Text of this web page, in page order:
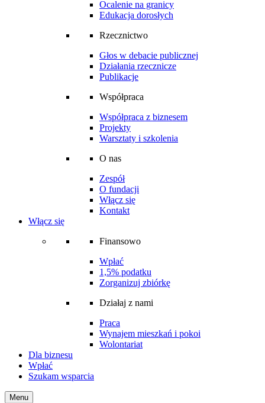
Ocalenie na granicy
Edukacja dorosłych
Rzecznictwo
Głos w debacie publicznej
Działania rzecznicze
Publikacje
Współpraca
Współpraca z biznesem
Projekty
Warsztaty i szkolenia
O nas
Zespół
O fundacji
Włącz się
Kontakt
Włącz się
Finansowo
Wpłać
1,5% podatku
Zorganizuj zbiórkę
Działaj z nami
Praca
Wynajem mieszkań i pokoi
Wolontariat
Dla biznesu
Wpłać
Szukam wsparcia
Menu